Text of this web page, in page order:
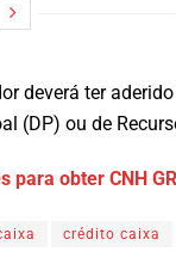
deverá ter
(DP) ou de
para obter CNH
crédito caixa